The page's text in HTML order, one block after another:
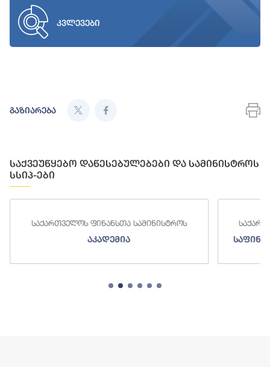
კვლევები
გაზიარება
საქვეუწყებო დაწესებულებები და სამინისტროს
სსიპ-ები
საქართველოს ფინანსთა სამინისტროს
აკადემია